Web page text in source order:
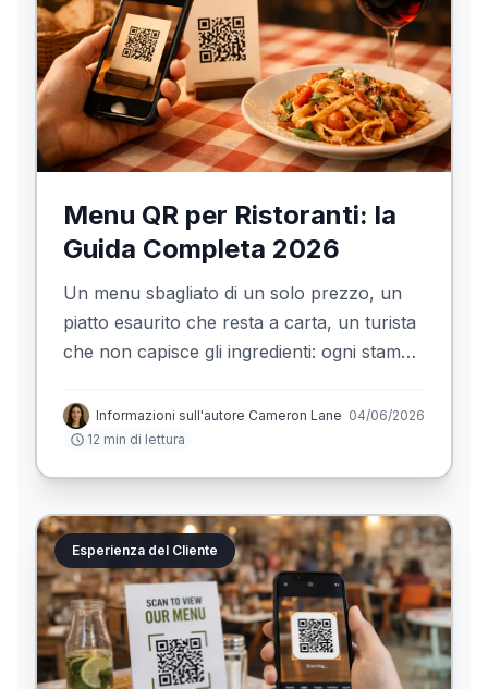
Menu QR per Ristoranti: la
Guida Completa 2026
Un menu sbagliato di un solo prezzo, un
piatto esaurito che resta a carta, un turista
che non capisce gli ingredienti: ogni stampa
menu QR cambia le regole. Questa guida
completa spiega cos'è, perché conviene,
Informazioni sull'autore Cameron Lane 04/06/2026
12 min di lettura
Esperienza del Cliente